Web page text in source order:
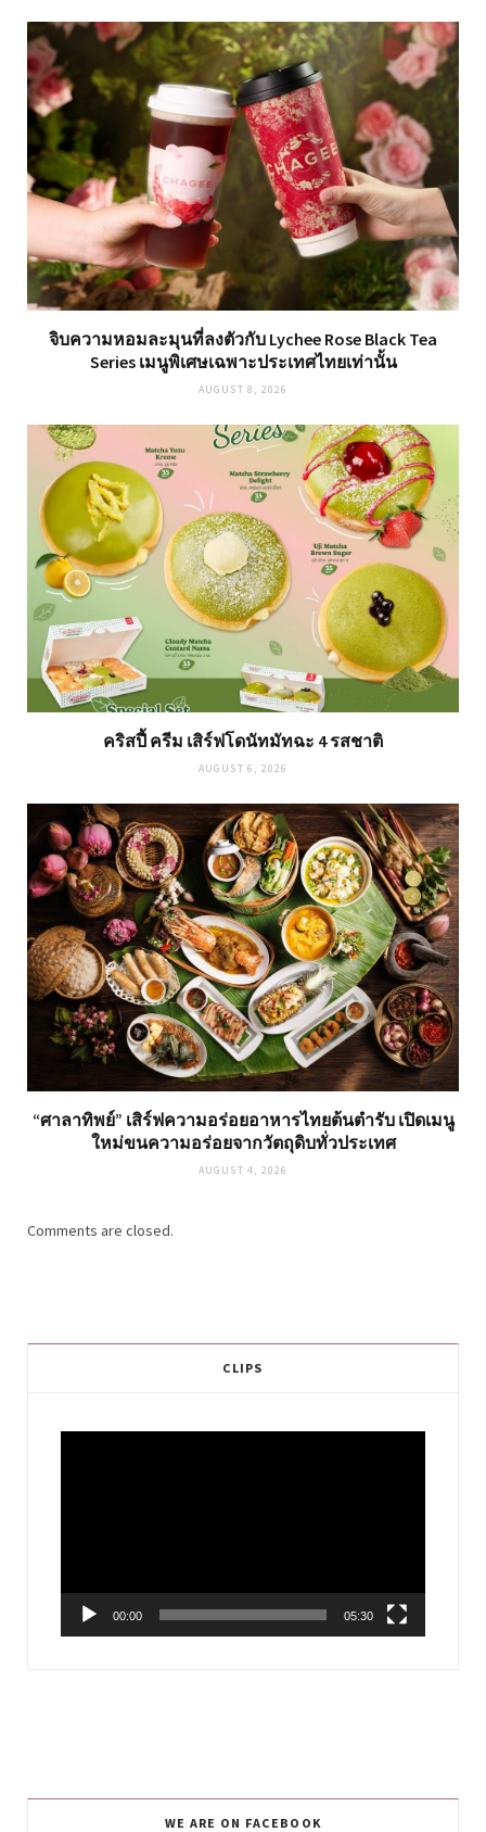
จิบความหอมละมุนที่ลงตัวกับ Lychee Rose Black Tea
Series เมนูพิเศษเฉพาะประเทศไทยเท่านั้น
AUGUST 8, 2026
คริสปี้ ครีม เสิร์ฟโดนัทมัทฉะ 4 รสชาติ
AUGUST 6, 2026
“ศาลาทิพย์” เสิร์ฟความอร่อยอาหารไทยต้นตำรับ เปิดเมนู
ใหม่ขนความอร่อยจากวัตถุดิบทั่วประเทศ
AUGUST 4, 2026
Comments are closed.
CLIPS
00:00 05:30
WE ARE ON FACEBOOK